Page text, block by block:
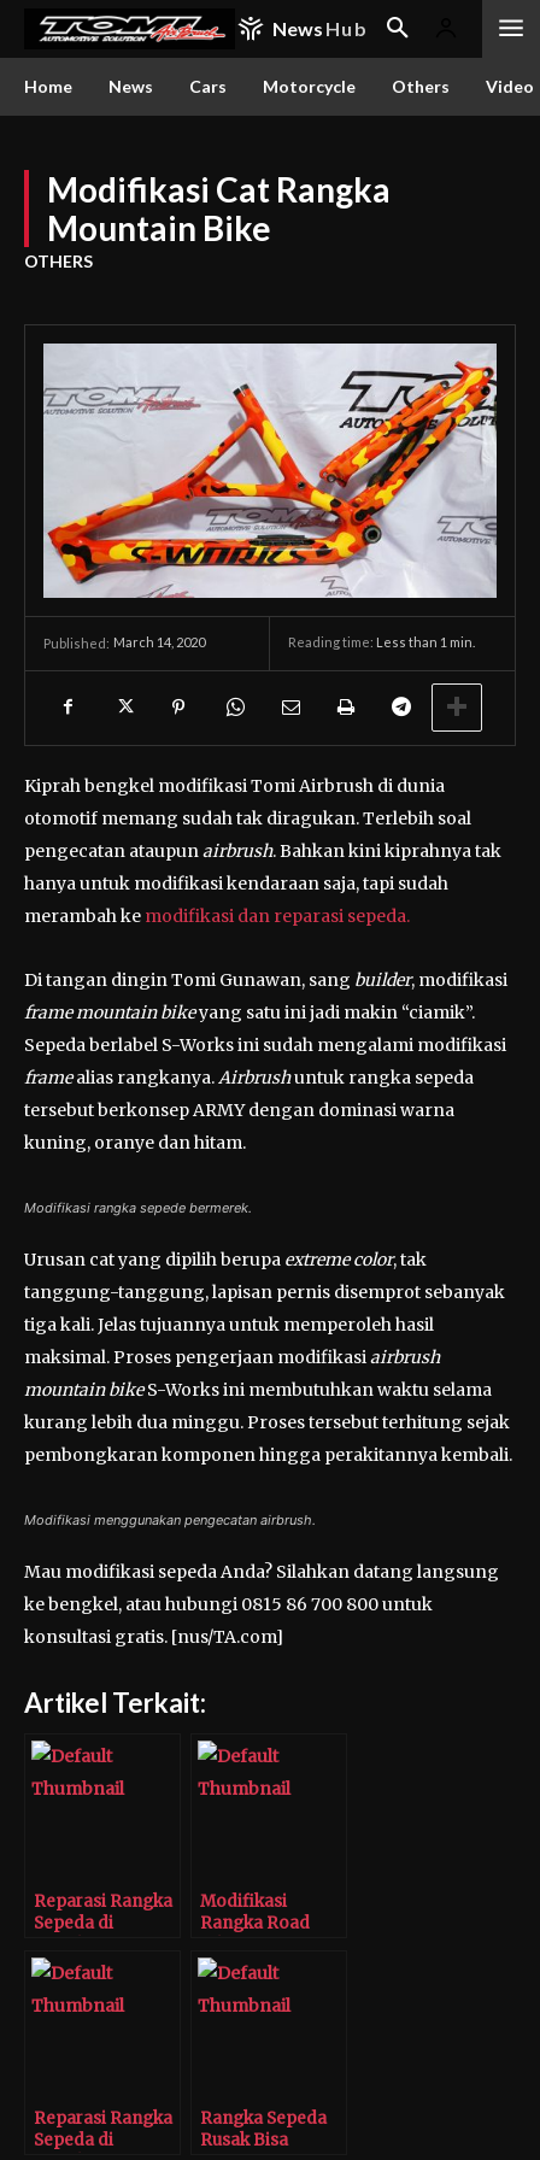
News Hub
Home News Cars Motorcycle Others Video
Modifikasi Cat Rangka
Mountain Bike
OTHERS
Published: March 14, 2020 Reading time: Less than 1 min.
Kiprah bengkel modifikasi Tomi Airbrush di dunia
otomotif memang sudah tak diragukan. Terlebih soal
pengecatan ataupunairbrush. Bahkan kini kiprahnya tak
hanya untuk modifikasi kendaraan saja, tapi sudah
merambah ke modifikasi dan reparasi sepeda.
Di tangan dingin Tomi Gunawan, sang builder, modifikasi
frame mountain bikeyang satu ini jadi makin “ciamik”.
Sepeda berlabel S-Works ini sudah mengalami modifikasi
framealias rangkanya.Airbrushuntuk rangka sepeda
tersebut berkonsep ARMY dengan dominasi warna
kuning, oranye dan hitam.
Modifikasi rangka sepede bermerek.
Urusan cat yang dipilih berupa extreme color, tak
tanggung-tanggung, lapisan pernis disemprot sebanyak
tiga kali. Jelas tujuannya untuk memperoleh hasil
maksimal. Proses pengerjaan modifikasiairbrush
mountain bikeS-Works ini membutuhkan waktu selama
kurang lebih dua minggu. Proses tersebut terhitung sejak
pembongkaran komponen hingga perakitannya kembali.
Modifikasi menggunakan pengecatan airbrush.
Mau modifikasi sepeda Anda? Silahkan datang langsung
ke bengkel, atau hubungi 0815 86 700 800 untuk
konsultasi gratis. [nus/TA.com]
Artikel Terkait:
Reparasi Rangka
Sepeda di
Airbrush
Modifikasi
Rangka Road
Bunglon
Reparasi Rangka
Sepeda di
Rangka Sepeda
Rusak Bisa